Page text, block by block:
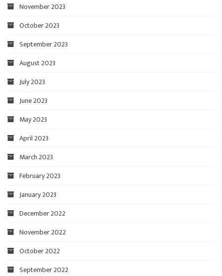
November 2023
October 2023
September 2023
August 2023
July 2023
June 2023
May 2023
April 2023
March 2023
February 2023
January 2023
December 2022
November 2022
October 2022
September 2022